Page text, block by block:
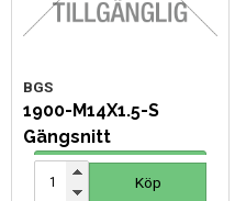
BGS
1900-M14X1.5-S
Gängsnitt
62 SEK
Köp